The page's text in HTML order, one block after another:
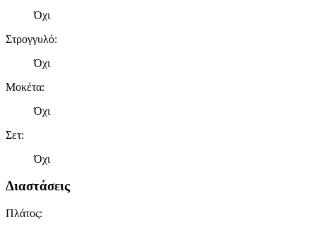
Όχι
Στρογγυλό:
Όχι
Μοκέτα:
Όχι
Σετ:
Όχι
Διαστάσεις
Πλάτος: